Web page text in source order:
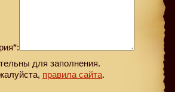
для заполнения.
правила сайта.